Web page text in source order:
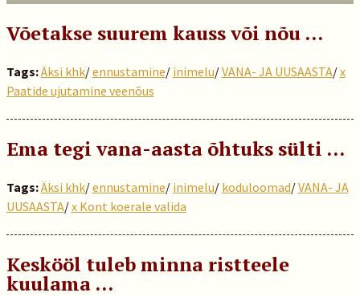
Võetakse suurem kauss või nõu …
Tags:Äksi khk/ennustamine/ inimelu/VANA- JA UUSAASTA/x
Paatide ujutamine veenõus
Ema tegi vana-aasta õhtuks sülti …
Tags:Äksi khk/ennustamine/ inimelu/ koduloomad/VANA- JA
UUSAASTA/x Kont koerale valida
Keskööl tuleb minna ristteele
kuulama …